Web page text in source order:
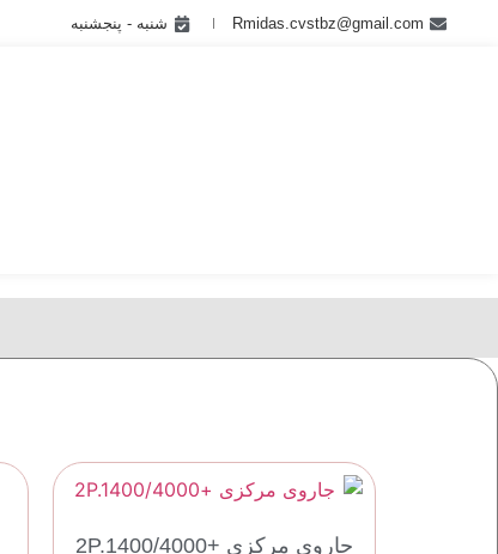
Rmidas.cvstbz@gmail.com شنبه - پنجشنبه
جاروی مرکزی +2P.1400/4000